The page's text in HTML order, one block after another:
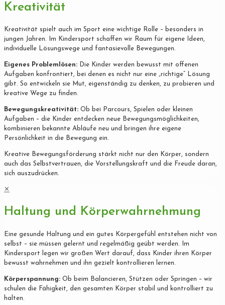
Kreativität
Kreativität spielt auch im Sport eine wichtige Rolle – besonders in
jungen Jahren. Im Kindersport schaffen wir Raum für eigene Ideen,
individuelle Lösungswege und fantasievolle Bewegungen.
Eigenes Problemlösen: Die Kinder werden bewusst mit offenen
Aufgaben konfrontiert, bei denen es nicht nur eine „richtige“ Lösung
gibt. So entwickeln sie Mut, eigenständig zu denken, zu probieren und
kreative Wege zu finden.
Bewegungskreativität: Ob bei Parcours, Spielen oder kleinen
Aufgaben – die Kinder entdecken neue Bewegungsmöglichkeiten,
kombinieren bekannte Abläufe neu und bringen ihre eigene
Persönlichkeit in die Bewegung ein.
Kreative Bewegungsförderung stärkt nicht nur den Körper, sondern
auch das Selbstvertrauen, die Vorstellungskraft und die Freude daran,
sich auszudrücken.
✕
Haltung und Körperwahrnehmung
Eine gesunde Haltung und ein gutes Körpergefühl entstehen nicht von
selbst – sie müssen gelernt und regelmäßig geübt werden. Im
Kindersport legen wir großen Wert darauf, dass Kinder ihren Körper
bewusst wahrnehmen und ihn gezielt kontrollieren lernen.
Körperspannung: Ob beim Balancieren, Stützen oder Springen – wir
schulen die Fähigkeit, den gesamten Körper stabil und kontrolliert zu
halten.